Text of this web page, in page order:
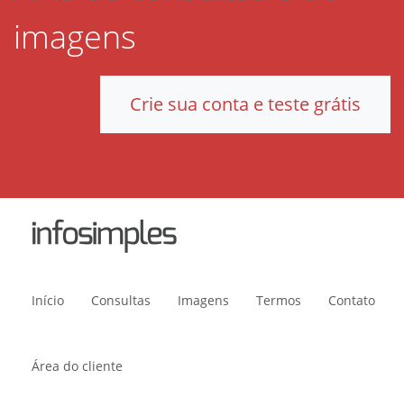
imagens
Crie sua conta e teste grátis
Início Consultas Imagens Termos Contato
Área do cliente